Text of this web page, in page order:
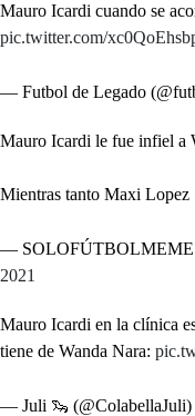
Mauro Icardi cuando se
pic.twitter.com/
— Futbol de Legado
Mauro Icardi le fue infiel a
Mientras tanto Maxi Lopez
—
2021
Mauro Icardi en la clínica
tiene de Wanda Nara:
— Juli 🦦 (@ColabellaJuli)